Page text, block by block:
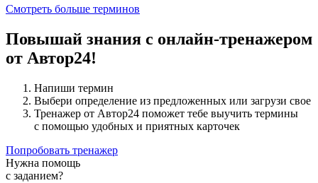
Смотреть больше терминов
Повышай знания с онлайн-тренажером
от Автор24!
Напиши термин
Выбери определение из предложенных или загрузи свое
Тренажер от Автор24 поможет тебе выучить термины
с помощью удобных и приятных карточек
Попробовать тренажер
Нужна помощь
с заданием?